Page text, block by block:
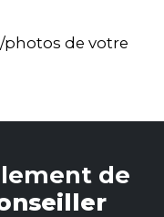
de votre
de